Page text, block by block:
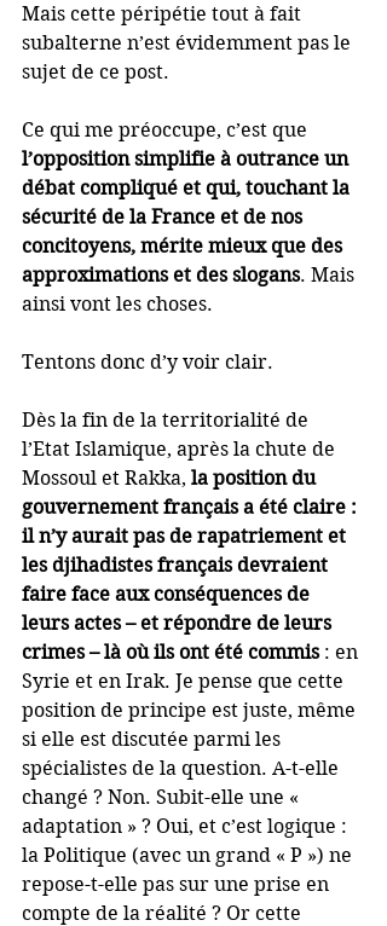
Mais cette péripétie tout à fait
subalterne n’est évidemment pas le
sujet de ce post.
Ce qui me préoccupe, c’est que
l’opposition simplifie à outrance un
débat compliqué et qui, touchant la
sécurité de la France et de nos
concitoyens, mérite mieux que des
approximations et des slogans. Mais
ainsi vont les choses.
Tentons donc d’y voir clair.
Dès la fin de la territorialité de
l’Etat Islamique, après la chute de
Mossoul et Rakka, la position du
gouvernement français a été claire :
il n’y aurait pas de rapatriement et
les djihadistes français devraient
faire face aux conséquences de
leurs actes – et répondre de leurs
crimes – là où ils ont été commis : en
Syrie et en Irak. Je pense que cette
position de principe est juste, même
si elle est discutée parmi les
spécialistes de la question. A-t-elle
changé ? Non. Subit-elle une «
adaptation » ? Oui, et c’est logique :
la Politique (avec un grand « P ») ne
repose-t-elle pas sur une prise en
compte de la réalité ? Or cette